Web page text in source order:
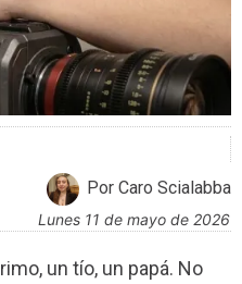
Por Caro Scialabba
lunes 11 de mayo de 2026
un tío, un papá. No